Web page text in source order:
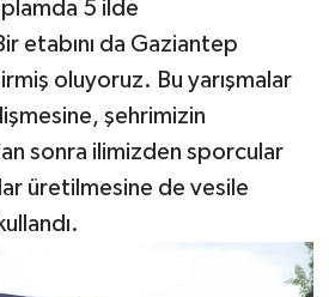
5 ilde
etabını da Gaziantep
oluyoruz. Bu yarışmalar
şehrimizin
sonra ilimizden sporcular
üretilmesine de vesile